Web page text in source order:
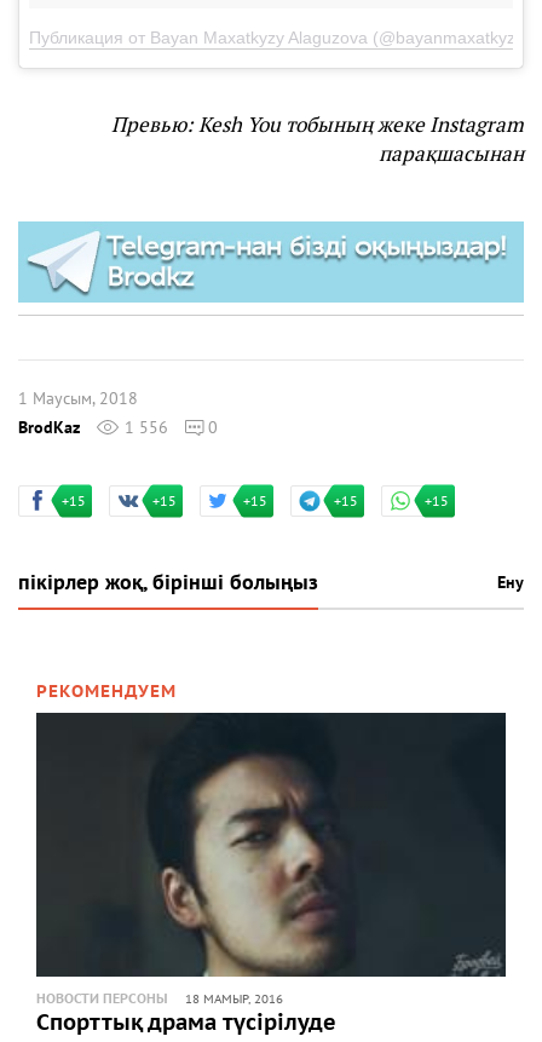
Публикация от Bayan Maxatkyzy Alaguzova (@bayanmaxatkyzy)
Превью: Kesh You тобының жеке Instagram
парақшасынан
1 Маусым, 2018
BrodKaz
1 556 0
+15 +15 +15 +15 +15
пікірлер жоқ, бірінші болыңыз Ену
РЕКОМЕНДУЕМ
НОВОСТИ ПЕРСОНЫ 18 МАМЫР, 2016
Спорттық драма түсірілуде